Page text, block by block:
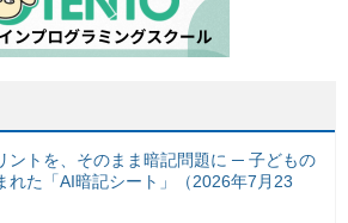
ントを、そのまま暗記問題に ─ 子どもの
れた「AI暗記シート」（2026年7月23